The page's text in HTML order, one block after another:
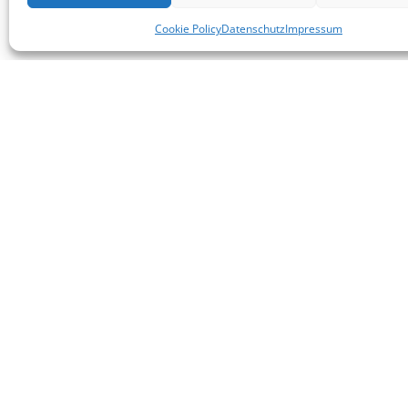
Cookie PolicyDatenschutzImpressum